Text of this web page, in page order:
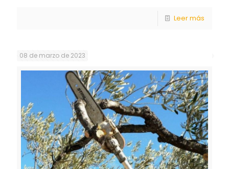
Leer más
08 de marzo de 2023